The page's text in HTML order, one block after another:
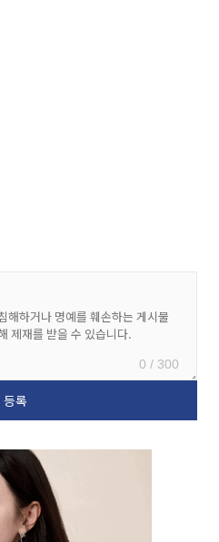
0 / 300